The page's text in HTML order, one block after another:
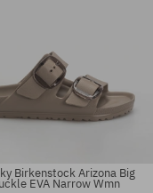
Birkenstock Arizona Big
EVA Narrow Wmn